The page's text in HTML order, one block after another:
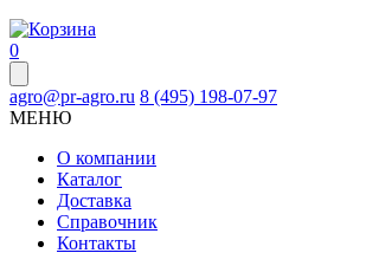
0
agro@pr-agro.ru 8 (495) 198-07-97
МЕНЮ
О компании
Каталог
Доставка
Справочник
Контакты